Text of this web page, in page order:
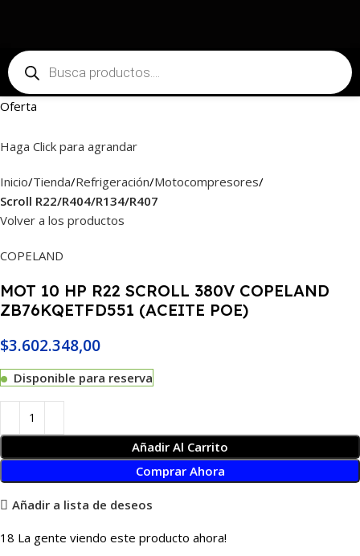
Oferta
Haga Click para agrandar
Inicio Tienda Refrigeración Motocompresores
Scroll R22/R404/R134/R407
Volver a los productos
COPELAND
MOT 10 HP R22 SCROLL 380V COPELAND
ZB76KQETFD551 (ACEITE POE)
$3.602.348,00
Disponible para reserva
Añadir Al Carrito
Comprar Ahora
Añadir a lista de deseos
18 La gente viendo este producto ahora!